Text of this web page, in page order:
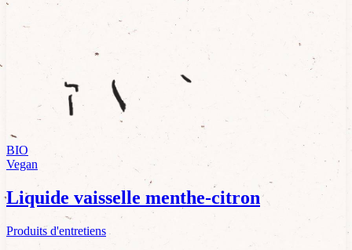
BIO
Vegan
Liquide vaisselle menthe-citron
Produits d'entretiens